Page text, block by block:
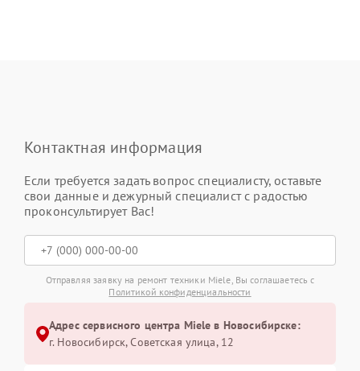
Контактная информация
Если требуется задать вопрос специалисту, оставьте
свои данные и дежурный специалист с радостью
проконсультирует Вас!
Отправляя заявку на ремонт техники Miele, Вы соглашаетесь с
Политикой конфиденциальности
Адрес сервисного центра Miele в Новосибирске:
г. Новосибирск, Советская улица, 12